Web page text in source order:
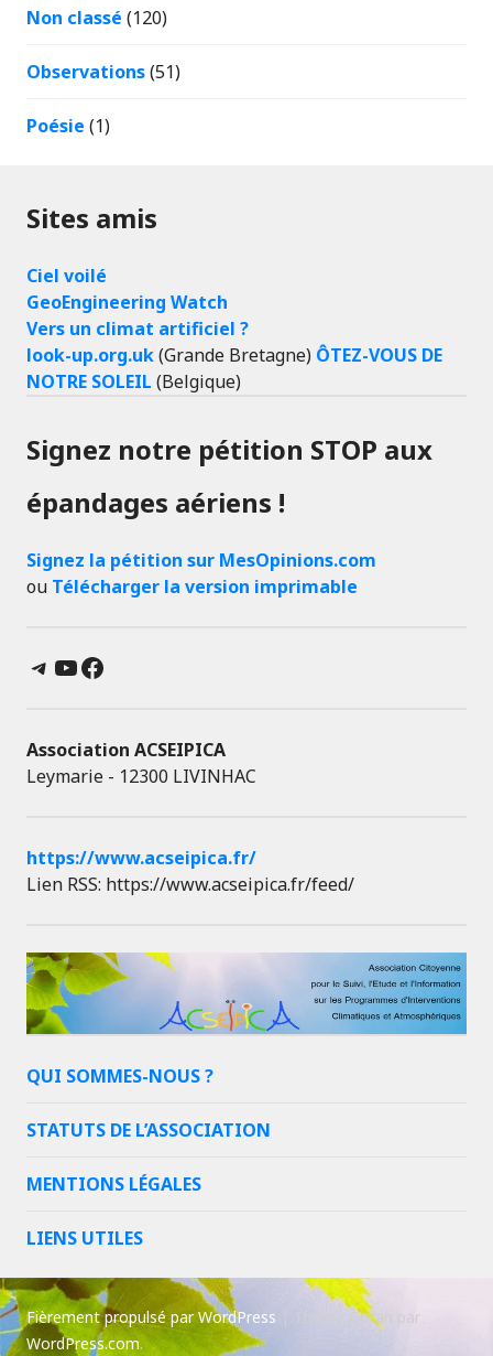
Non classé (120)
Observations(51)
Poésie (1)
Sites amis
Ciel voilé
GeoEngineering Watch
Vers un climat artificiel ?
look-up.org.uk(Grande Bretagne) ÔTEZ-VOUS DE
NOTRE SOLEIL (Belgique)
Signez notre pétition STOP aux
épandages aériens !
Signez la pétition sur MesOpinions.com
ou Télécharger la version imprimable
Telegram
YouTube
Facebook
Association ACSEIPICA
Leymarie - 12300 LIVINHAC
https://www.acseipica.fr/
Lien RSS: https://www.acseipica.fr/feed/
QUI SOMMES-NOUS ?
STATUTS DE L’ASSOCIATION
MENTIONS LÉGALES
LIENS UTILES
Fièrement propulsé par WordPress
Thème Goran par
WordPress.com.